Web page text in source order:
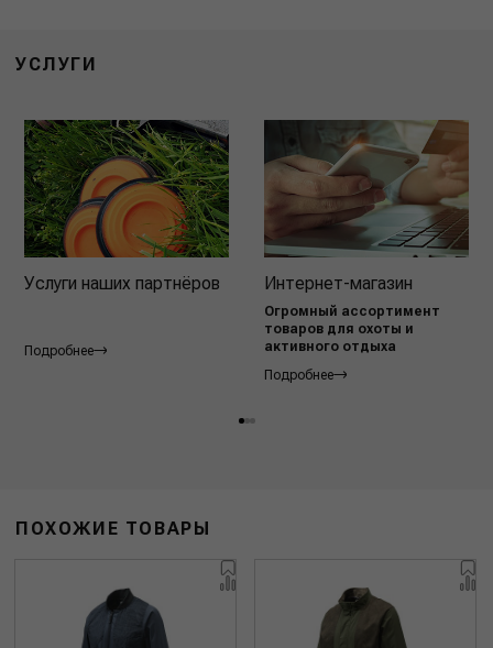
УСЛУГИ
Услуги наших партнёров
Подробнее
Интернет-магазин
Огромный ассортимент
товаров для охоты и
активного отдыха
Подробнее
ПОХОЖИЕ ТОВАРЫ